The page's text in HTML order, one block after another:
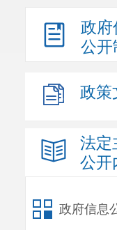
政府
公开
政策
法定
公开
政府信息